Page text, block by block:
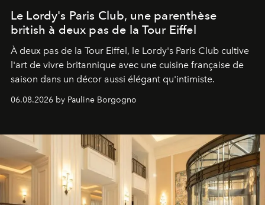
Le Lordy's Paris Club, une parenthèse
british à deux pas de la Tour Eiffel
À deux pas de la Tour Eiffel, le Lordy's Paris Club cultive
l'art de vivre britannique avec une cuisine française de
saison dans un décor aussi élégant qu'intimiste.
06.08.2026 by Pauline Borgogno